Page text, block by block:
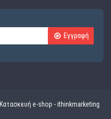
Εγγραφή
Κατασκευή e-shop - ithinkmarketing